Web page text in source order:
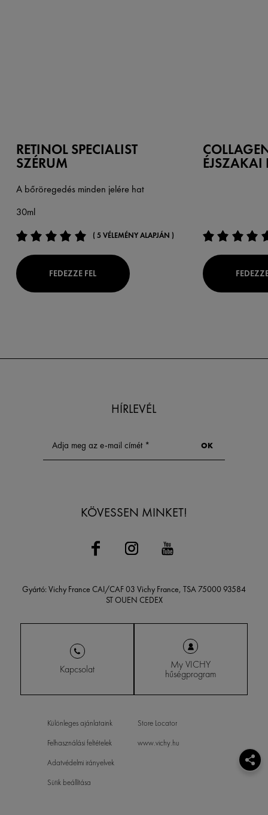
RETINOL SPECIALIST
SZÉRUM
A bőröregedés minden jelére hat
30ml
( 5 VÉLEMÉNY ALAPJÁN )
FEDEZZE FEL
ÉJSZAKAI
HÍRLEVÉL
KÖVESSEN MINKET!
Gyártó: Vichy France CAI/CAF 03 Vichy France, TSA 75000 93584
ST OUEN CEDEX
Kapcsolat My VICHY
hűségprogram
Különleges ajánlataink
Felhasználási feltételek
Adatvédelmi irányelvek
Sütik beállítása
Store Locator
www.vichy.hu